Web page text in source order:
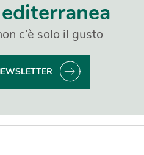
c’è solo il gusto